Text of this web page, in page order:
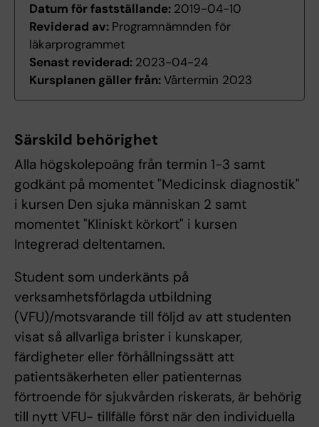
Datum för fastställande: 2019-04-10
Reviderad av: Programnämnden för
läkarprogrammet
Senast reviderad: 2023-04-24
Kursplanen gäller från:Vårtermin 2023
Särskild behörighet
Alla högskolepoäng från termin 1-3 samt
godkänt på momentet "Medicinsk diagnostik"
i kursen Den sjuka människan 2 samt
momentet "Kliniskt körkort" i kursen
Integrerad deltentamen.
Student som underkänts på
verksamhetsförlagda utbildning
(VFU)/motsvarande till följd av att studenten
visat så allvarliga brister i kunskaper,
färdigheter eller förhållningssätt att
patientsäkerheten eller patienternas
förtroende för sjukvården riskerats, är behörig
till nytt VFU- tillfälle först när den individuella